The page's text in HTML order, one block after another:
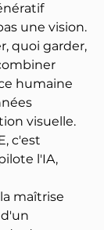
une vision.
quoi garder,
humaine
visuelle.
c'est
l'IA,
maîtrise